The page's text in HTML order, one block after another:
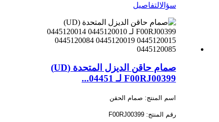
سؤالالتفاصيل
صمام حاقن الديزل المتحدة (UD)
F00RJ00399 لـ 04451...
اسم المنتج: صمام الحقن
رقم المنتج: F00RJ00399